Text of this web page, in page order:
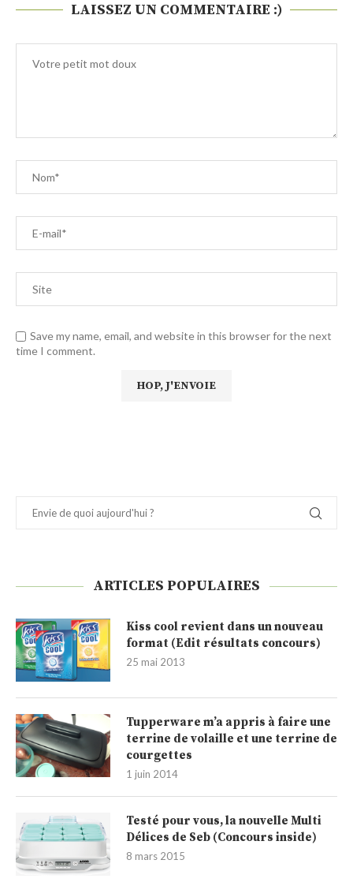
LAISSEZ UN COMMENTAIRE :)
Save my name, email, and website in this browser for the next
time I comment.
ARTICLES POPULAIRES
Kiss cool revient dans un nouveau
format (Edit résultats concours)
25 mai 2013
Tupperware m’a appris à faire une
terrine de volaille et une terrine de
courgettes
1 juin 2014
Testé pour vous, la nouvelle Multi
Délices de Seb (Concours inside)
8 mars 2015